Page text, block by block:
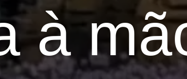
à